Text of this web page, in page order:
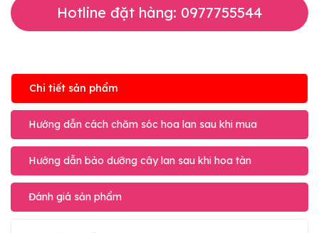
Hotline đặt hàng: 0977755544
Chi tiết sản phẩm
Hướng dẫn cách chăm sóc hoa lan sau khi mua
Hướng dẫn bảo dưỡng cây lan sau khi hoa tàn
Đánh giá sản phẩm